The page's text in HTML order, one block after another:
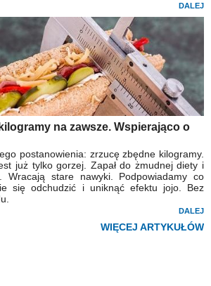
DALEJ
na zawsze. Wspierająco o
postanowienia: zrzucę zbędne kilogramy.
już tylko gorzej. Zapał do żmudnej diety i
Wracają stare nawyki. Podpowiadamy co
się odchudzić i uniknąć efektu jojo. Bez
DALEJ
WIĘCEJ ARTYKUŁÓW